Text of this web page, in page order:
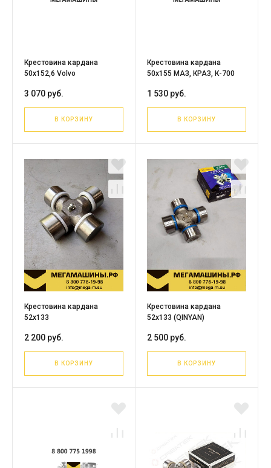
Крестовина кардана
50х152,6 Volvo
3 070 руб.
В КОРЗИНУ
Крестовина кардана
50х155 МАЗ, КРАЗ, К-700
1 530 руб.
В КОРЗИНУ
Крестовина кардана
52х133
2 200 руб.
В КОРЗИНУ
Крестовина кардана
52х133 (QINYAN)
2 500 руб.
В КОРЗИНУ